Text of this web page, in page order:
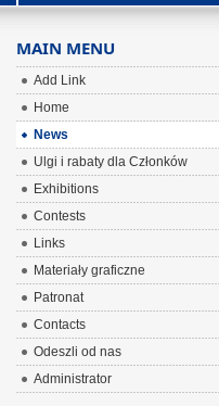
MAIN MENU
Add Link
Home
News
Ulgi i rabaty dla Członków
Exhibitions
Contests
Links
Materiały graficzne
Patronat
Contacts
Odeszli od nas
Administrator